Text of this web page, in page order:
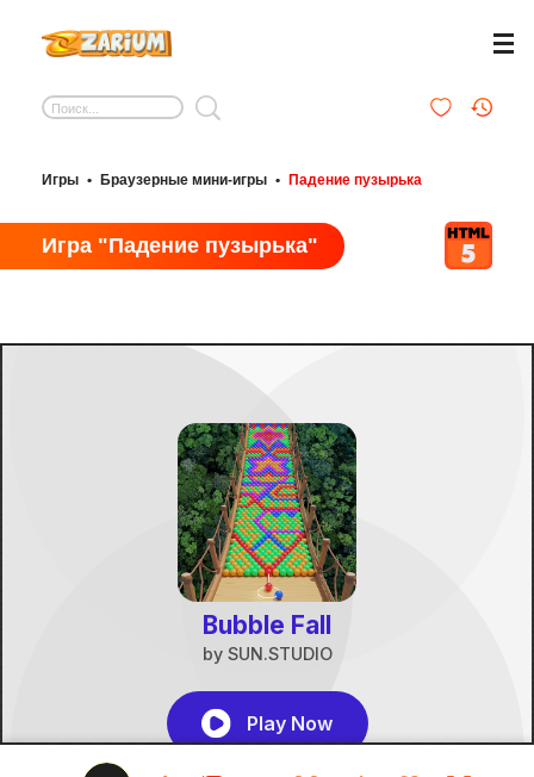
Игры • Браузерные мини-игры • Падение пузырька
Игра "Падение пузырька"